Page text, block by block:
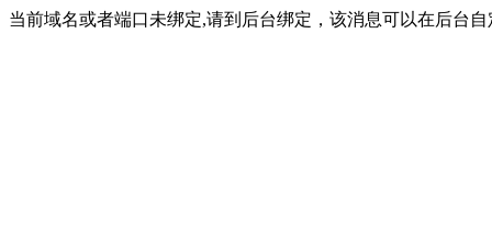
当前域名或者端口未绑定,请到后台绑定，该消息可以在后台自